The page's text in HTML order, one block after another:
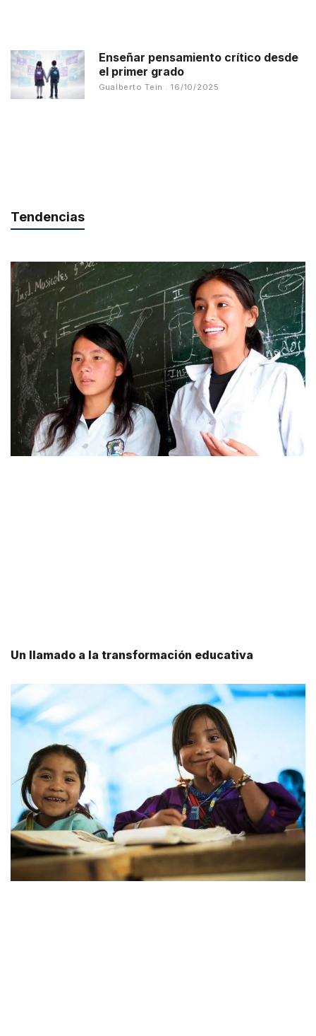
Enseñar pensamiento crítico desde
el primer grado
Gualberto Tein 16/10/2025
Tendencias
Un llamado a la transformación educativa